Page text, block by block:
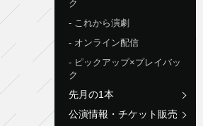
ク
これから演劇
オンライン配信
ピックアップ×プレイバッ
ク
先月の1本
公演情報・チケット販売